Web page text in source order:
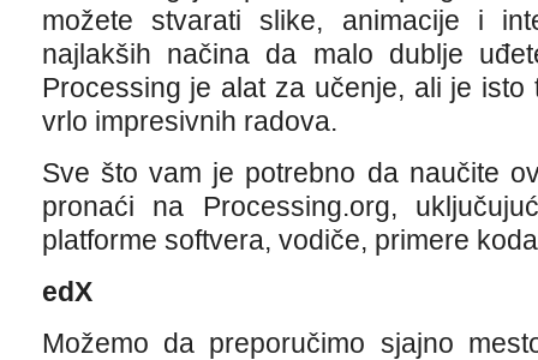
možete stvarati slike, animacije i
najlakših načina da malo dublje
Processing je alat za učenje, ali je
vrlo impresivnih radova.
Sve što vam je potrebno da naučite
pronaći na Processing.org,
platforme softvera, vodiče, primere
edX
Možemo da preporučimo sjajno